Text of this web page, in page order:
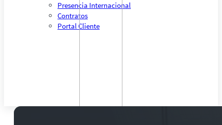
Presencia Internacional
Contratos
Portal Cliente